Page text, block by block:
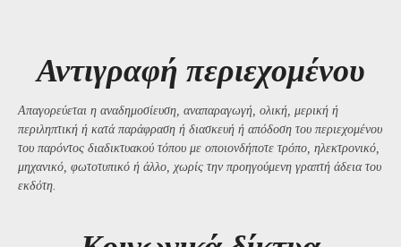
Αντιγραφή περιεχομένου
Απαγορεύεται η αναδημοσίευση, αναπαραγωγή, ολική, μερική ή
περιληπτική ή κατά παράφραση ή διασκευή ή απόδοση του περιεχομένου
του παρόντος διαδικτυακού τόπου με οποιονδήποτε τρόπο, ηλεκτρονικό,
μηχανικό, φωτοτυπικό ή άλλο, χωρίς την προηγούμενη γραπτή άδεια του
εκδότη.